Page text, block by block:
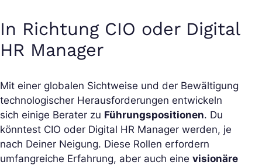
In Richtung CIO oder Digital
HR Manager
Mit einer globalen Sichtweise und der Bewältigung
technologischer Herausforderungen entwickeln
sich einige Berater zu Führungspositionen. Du
könntest CIO oder Digital HR Manager werden, je
nach Deiner Neigung. Diese Rollen erfordern
umfangreiche Erfahrung, aber auch eine visionäre